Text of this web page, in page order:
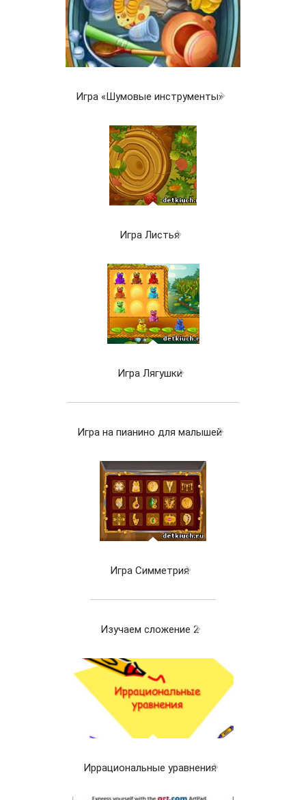
Игра «Шумовые инструменты»
Игра Листья
Игра Лягушки
Игра на пианино для малышей
Игра Симметрия
Изучаем сложение 2
Иррациональные уравнения